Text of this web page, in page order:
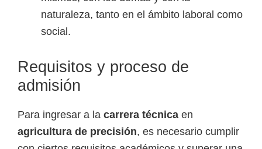
naturaleza, tanto en el ámbito laboral como
social.
Requisitos y proceso de
admisión
Para ingresar a la carrera técnica en
agricultura de precisión, es necesario cumplir